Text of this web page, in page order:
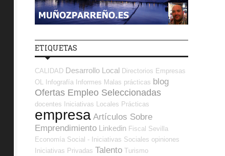
ETIQUETAS
CALIDAD Desarrollo Local Directorios Empresas
OL
Infografía Informes Malas prácticas blog
Ofertas Empleo Seleccionadas
docentes Iniciativas Locales Prácticas
empresa Artículos Sobre
Emprendimiento Linkedin Fiscal Sevilla
Economía Social - Iniciativas Sociales opiniones
Iniciativas Privadas Talento Turismo